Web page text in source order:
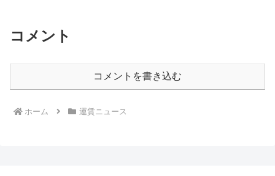
コメント
コメントを書き込む
ホーム 運賃ニュース